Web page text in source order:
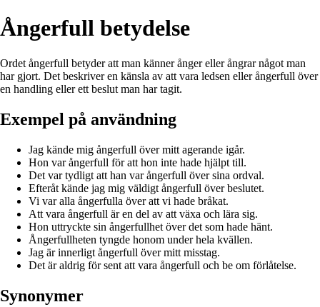
Ångerfull betydelse
Ordet ångerfull betyder att man känner ånger eller ångrar något man
har gjort. Det beskriver en känsla av att vara ledsen eller ångerfull över
en handling eller ett beslut man har tagit.
Exempel på användning
Jag kände mig ångerfull över mitt agerande igår.
Hon var ångerfull för att hon inte hade hjälpt till.
Det var tydligt att han var ångerfull över sina ordval.
Efteråt kände jag mig väldigt ångerfull över beslutet.
Vi var alla ångerfulla över att vi hade bråkat.
Att vara ångerfull är en del av att växa och lära sig.
Hon uttryckte sin ångerfullhet över det som hade hänt.
Ångerfullheten tyngde honom under hela kvällen.
Jag är innerligt ångerfull över mitt misstag.
Det är aldrig för sent att vara ångerfull och be om förlåtelse.
Synonymer